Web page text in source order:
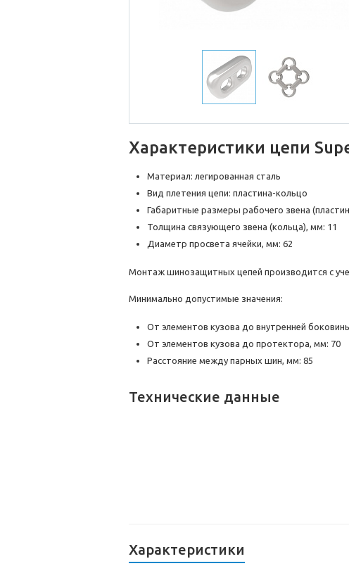
Характеристики цепи
Материал: легированная сталь
Вид плетения цепи: пластина-кольцо
Габаритные размеры рабочего звена
Толщина связующего звена (кольца), мм: 11
Диаметр просвета ячейки, мм: 62
Монтаж шинозащитных цепей производится с
Минимально допустимые значения:
От элементов кузова до внутренней
От элементов кузова до протектора, мм: 70
Расстояние между парных шин, мм: 85
Технические данные
Характеристики